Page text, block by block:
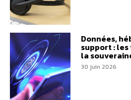
Données,
support :
la
30 juin 2026